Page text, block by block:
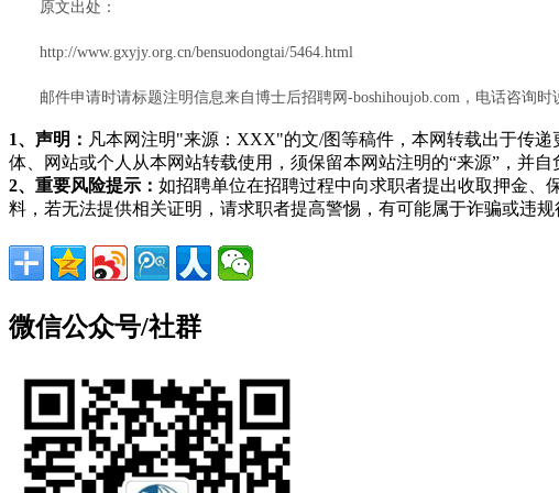
原文出处：
http://www.gxyjy.org.cn/bensuodongtai/5464.html
邮件申请时请标题注明信息来自博士后招聘网-boshihoujob.com，电话咨询
1、声明： 凡本网注明"来源：XXX"的文/图等稿件，本网转载出于传
体、网站或个人从本网站转载使用，须保留本网站注明的“来源”，并
2、重要风险提示： 如招聘单位在招聘过程中向求职者提出收取押金、
料，若无法提供相关证明，请求职者提高警惕，有可能属于诈骗或违规
微信公众号/社群